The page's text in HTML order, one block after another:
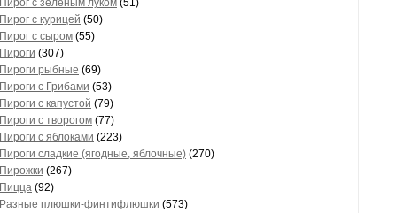
Пирог с зеленым луком (51)
Пирог с курицей (50)
Пирог с сыром (55)
Пироги (307)
Пироги рыбные (69)
Пироги с Грибами (53)
Пироги с капустой (79)
Пироги с творогом (77)
Пироги с яблоками (223)
Пироги сладкие (ягодные, яблочные) (270)
Пирожки (267)
Пицца (92)
Разные плюшки-финтифлюшки (573)